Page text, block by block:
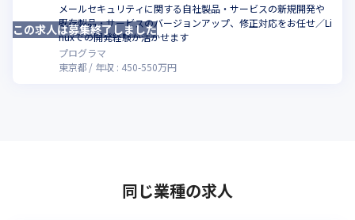
メールセキュリティに関する自社製品・サービスの新規開発や
既存製品・サービスのバージョンアップ、修正対応をお任せ／Li
nuxでの開発経験が活かせます
プログラマ
東京都
年収 : 450-550万円
この求人は募集終了しました
同じ業種の求人